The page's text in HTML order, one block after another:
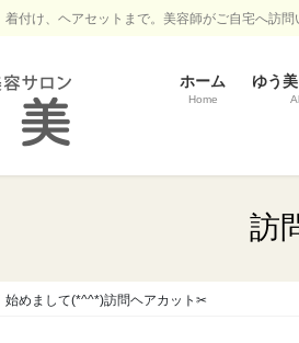
付け、ヘアセットまで。美容師がご自宅へ訪問
ホーム
Home
ゆう
訪
始めまして(*^^*)訪問ヘアカット✂